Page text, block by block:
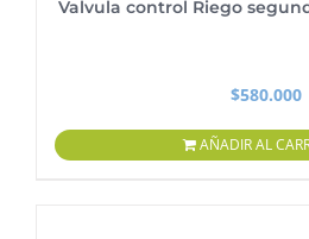
Valvula control Riego
$580.000
AÑADIR AL